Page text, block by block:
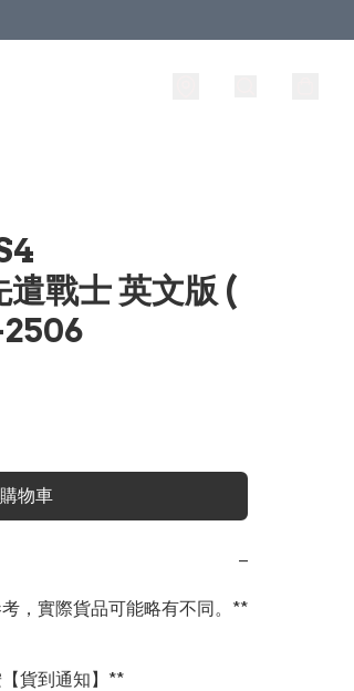
戰士 英文版 (
物車
−
，實際貨品可能略有不同。**
貨到通知】**